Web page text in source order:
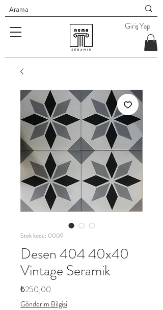
Giriş Yap
Stok kodu: 0009
Desen 404 40x40
Vintage Seramik
₺250,00
Gönderim Bilgisi